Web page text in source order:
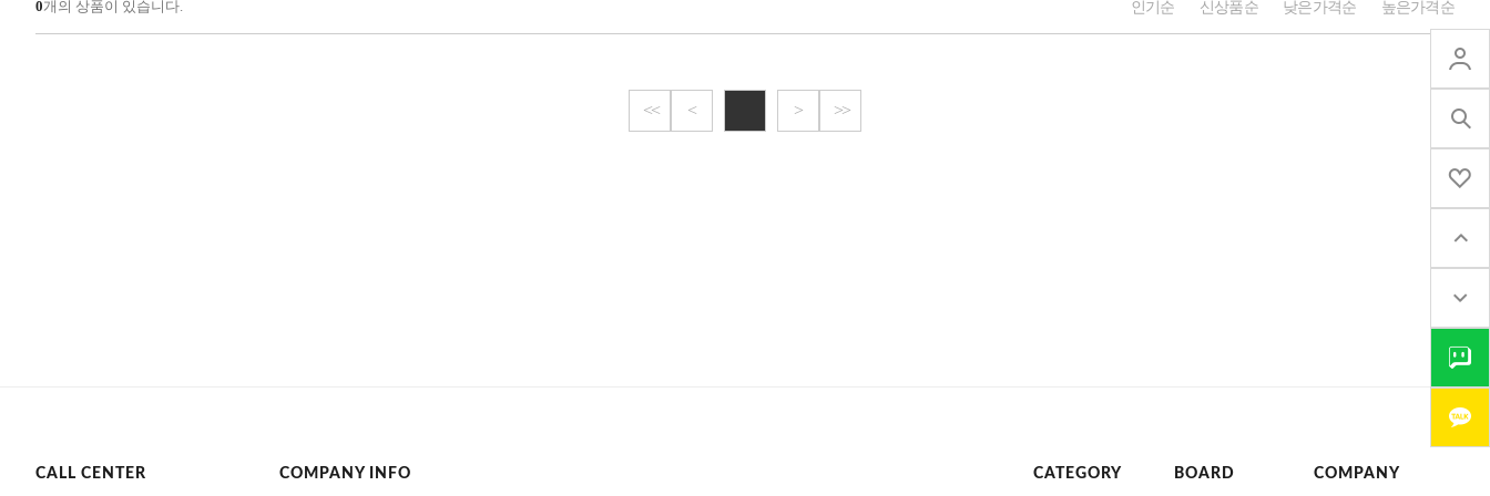
0개의 상품이 있습니다. 인기순 신상품순 낮은가격순 높은가격순
< < < > > >
CALL CENTER COMPANY INFO CATEGORY BOARD COMPANY